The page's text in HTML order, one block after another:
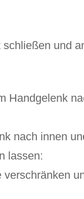
und
Handgelenk
nach innen
lassen: